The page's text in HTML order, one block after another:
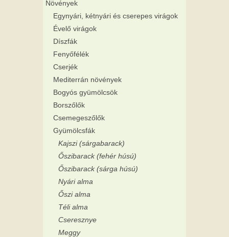
Növények
Egynyári, kétnyári és cserepes virágok
Évelő virágok
Díszfák
Fenyőfélék
Cserjék
Mediterrán növények
Bogyós gyümölcsök
Borszőlők
Csemegeszőlők
Gyümölcsfák
Kajszi (sárgabarack)
Őszibarack (fehér húsú)
Őszibarack (sárga húsú)
Nyári alma
Őszi alma
Téli alma
Cseresznye
Meggy